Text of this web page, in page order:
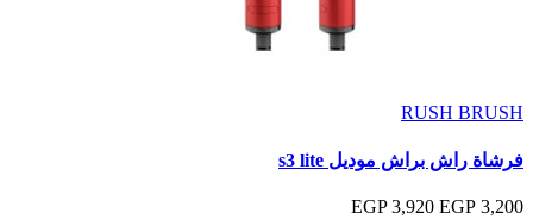
RUSH BRUSH
فرشاة راش براش موديل s3 lite
3,200 EGP
3,920 EGP